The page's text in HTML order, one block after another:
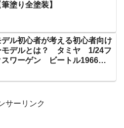
塗り全塗装】
デル初心者が考える初心者向け
モデルとは？ タミヤ 1/24フ
スワーゲン ビートル1966年
サーリンク